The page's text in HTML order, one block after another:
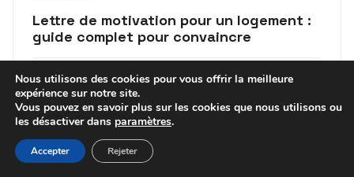
Lettre de motivation pour un logement :
guide complet pour convaincre
Enzo
Nous utilisons des cookies pour vous offrir la meilleure
expérience sur notre site.
Vous pouvez en savoir plus sur les cookies que nous utilisons ou
les désactiver dans paramètres.
Accepter Rejeter